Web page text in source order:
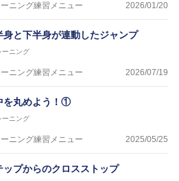
ーニング練習メニュー 2026/01/20
身と下半身が連動したジャンプ
ーニング
ーニング練習メニュー 2026/07/19
を丸めよう！①
ーニング
ーニング練習メニュー 2025/05/25
ップからのクロスストップ